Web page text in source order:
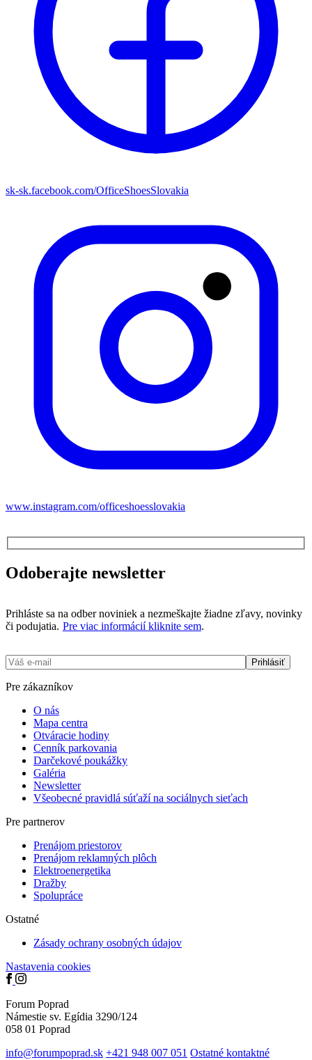
sk-sk.facebook.com/OfficeShoesSlovakia
www.instagram.com/officeshoesslovakia
Odoberajte newsletter
Prihláste sa na odber noviniek a nezmeškajte žiadne zľavy, novinky
či podujatia. Pre viac informácií kliknite sem.
Pre zákazníkov
O nás
Mapa centra
Otváracie hodiny
Cenník parkovania
Darčekové poukážky
Galéria
Newsletter
Všeobecné pravidlá súťaží na sociálnych sieťach
Pre partnerov
Prenájom priestorov
Prenájom reklamných plôch
Elektro­­­energetika
Dražby
Spolupráce
Ostatné
Zásady ochrany osobných údajov
Nastavenia cookies
Forum Poprad
Námestie sv. Egídia 3290/124
058 01 Poprad
info@forumpoprad.sk +421 948 007 051 Ostatné kontaktné